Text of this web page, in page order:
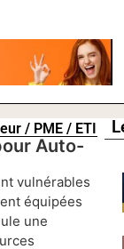
/ PME / ETI
Auto-
vulnérables
équipées
une